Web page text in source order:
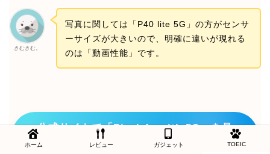
きむきむ。
写真に関しては「P40 lite 5G」の方がセンサ
ーサイズが大きいので、明確に違いが現れる
のは「動画性能」です。
公式サイトで「Pixel 4a with 5G」を見
ホーム レビュー ガジェット TOEIC